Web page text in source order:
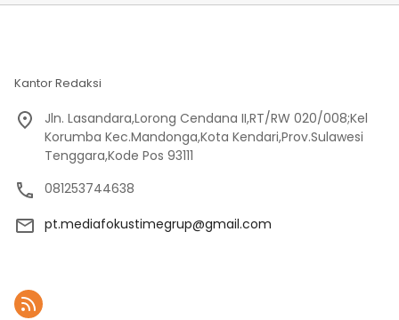
Kantor Redaksi
Jln. Lasandara,Lorong Cendana II,RT/RW 020/008;Kel
Korumba Kec.Mandonga,Kota Kendari,Prov.Sulawesi
Tenggara,Kode Pos 93111
081253744638
pt.mediafokustimegrup@gmail.com